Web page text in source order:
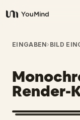
YouMind
Übersicht
Anwendungsfälle
Fähigkeiten
EINGABEN› BILD
Render-